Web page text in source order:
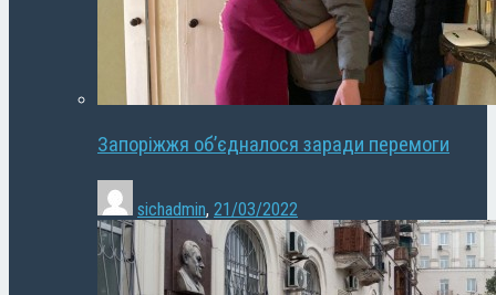
Запоріжжя об’єдналося заради перемоги
sichadmin, 21/03/2022